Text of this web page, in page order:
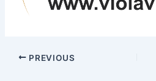
PREVIOUS